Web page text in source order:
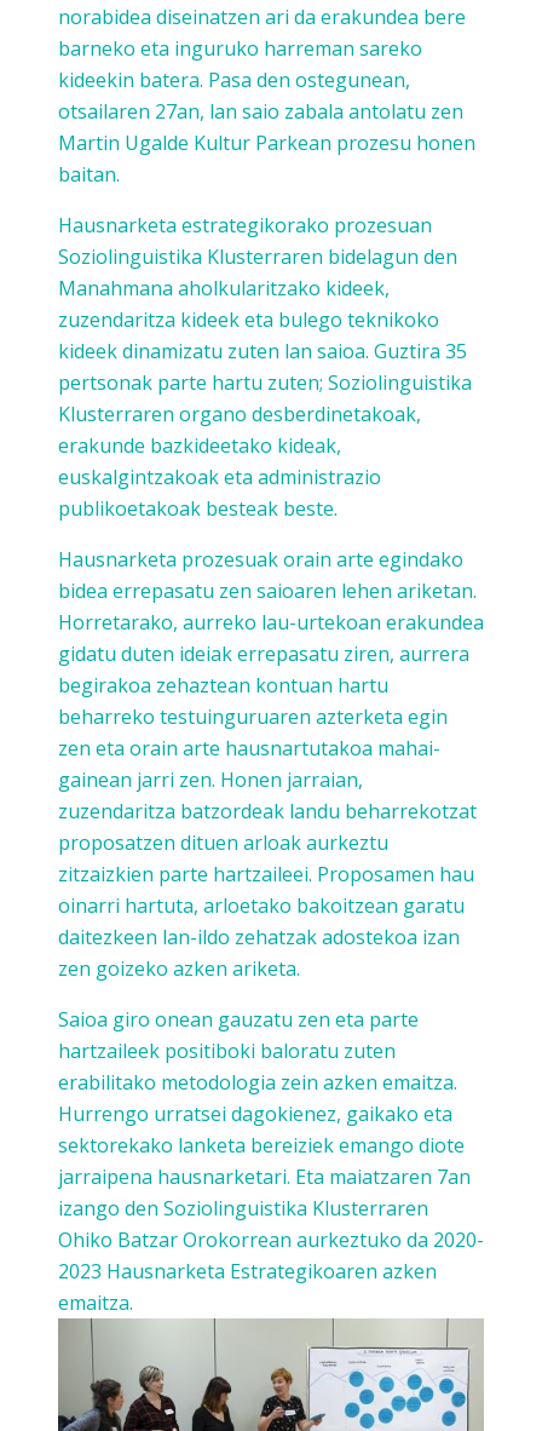
norabidea diseinatzen ari da erakundea bere
barneko eta inguruko harreman sareko
kideekin batera. Pasa den ostegunean,
otsailaren 27an, lan saio zabala antolatu zen
Martin Ugalde Kultur Parkean prozesu honen
baitan.
Hausnarketa estrategikorako prozesuan
Soziolinguistika Klusterraren bidelagun den
Manahmana aholkularitzako kideek,
zuzendaritza kideek eta bulego teknikoko
kideek dinamizatu zuten lan saioa. Guztira 35
pertsonak parte hartu zuten; Soziolinguistika
Klusterraren organo desberdinetakoak,
erakunde bazkideetako kideak,
euskalgintzakoak eta administrazio
publikoetakoak besteak beste.
Hausnarketa prozesuak orain arte egindako
bidea errepasatu zen saioaren lehen ariketan.
Horretarako, aurreko lau-urtekoan erakundea
gidatu duten ideiak errepasatu ziren, aurrera
begirakoa zehaztean kontuan hartu
beharreko testuinguruaren azterketa egin
zen eta orain arte hausnartutakoa mahai-
gainean jarri zen. Honen jarraian,
zuzendaritza batzordeak landu beharrekotzat
proposatzen dituen arloak aurkeztu
zitzaizkien parte hartzaileei. Proposamen hau
oinarri hartuta, arloetako bakoitzean garatu
daitezkeen lan-ildo zehatzak adostekoa izan
zen goizeko azken ariketa.
Saioa giro onean gauzatu zen eta parte
hartzaileek positiboki baloratu zuten
erabilitako metodologia zein azken emaitza.
Hurrengo urratsei dagokienez, gaikako eta
sektorekako lanketa bereiziek emango diote
jarraipena hausnarketari. Eta maiatzaren 7an
izango den Soziolinguistika Klusterraren
Ohiko Batzar Orokorrean aurkeztuko da 2020-
2023 Hausnarketa Estrategikoaren azken
emaitza.